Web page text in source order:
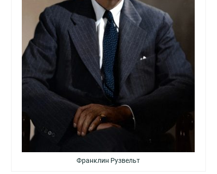
Франклин Рузвельт